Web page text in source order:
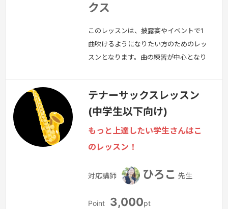
クス
このレッスンは、披露宴やイベントで1
曲吹けるようになりたい方のためのレッ
スンとなります。曲の練習が中心となり
のレッスンをご選択ください。（発表日
が最低でも1ヶ月先の方のみお受け致し
テナーサックスレッスン
(中学生以下向け)
もっと上達したい学生さんはこ
のレッスン！
対応講師 ひろこ 先生
Point 3,000pt